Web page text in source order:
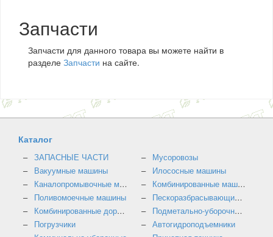
Запчасти
Запчасти для данного товара вы можете найти в
разделе Запчасти на сайте.
Каталог
ЗАПАСНЫЕ ЧАСТИ
Мусоровозы
Вакуумные машины
Илососные машины
Каналопромывочные машины
Комбинированные машины
Поливомоечные машины
Пескоразбрасывающие машины
Комбинированные дорожные машины
Подметально-уборочные машины
Погрузчики
Автогидроподъемники